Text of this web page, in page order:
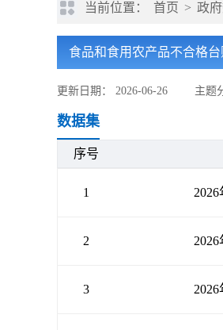
当前位置： 首页 > 政
食品和食用农产品不合格台
更新日期： 2026-06-26 主题
数据集
序号
1
2
3